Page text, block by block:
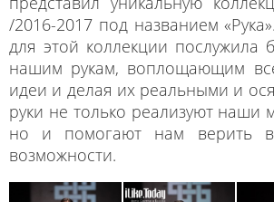
/2016-2017 под названием
для этой коллекции послужила
нашим рукам, воплощающим
идеи и делая их реальными и
руки не только реализуют наши
но и помогают нам верить
возможности.